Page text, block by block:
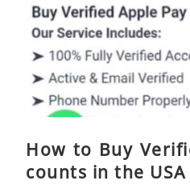
How to Buy
counts in the USA